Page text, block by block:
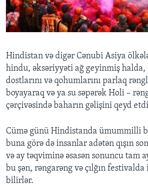
BIZI IZLƏYIN
Dillər
Hindistan və digər Cənubi Asiya
hindu, əksəriyyəti ağ geyinmiş halda,
dostlarını və qohumlarını parlaq
boyayaraq və ya su səpərək Holi –
çərçivəsində baharın gəlişini qeyd
Cümə günü Hindistanda ümummilli
buna görə də insanlar adətən qışın
və ay təqviminə əsasən sonuncu tam
bu şən, rəngarəng və çılğın
bilirlər.